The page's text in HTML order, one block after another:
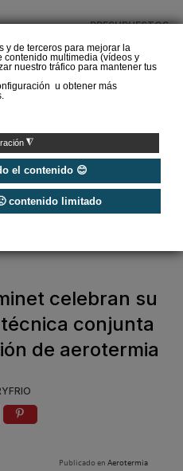
y de terceros para mejorar la
multimedia (vídeos y
nuestro tráfico para mantener tus
u obtener más
◮
el contenido 😊
contenido limitado
PRESUPUESTOS
impulsar la
/
celebran su
conjunta
de aerotermia
Publicado en Aerotermia